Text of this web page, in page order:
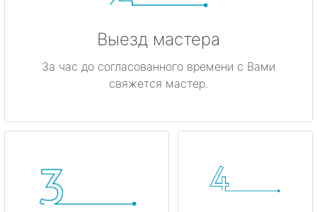
Выезд мастера
За час до согласованного времени с Вами
свяжется мастер.